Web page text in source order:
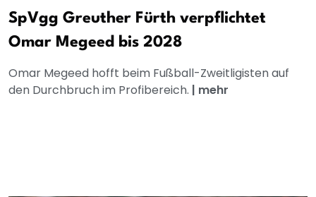
SpVgg Greuther Fürth verpflichtet
Omar Megeed bis 2028
Omar Megeed hofft beim Fußball-Zweitligisten auf
den Durchbruch im Profibereich. | mehr